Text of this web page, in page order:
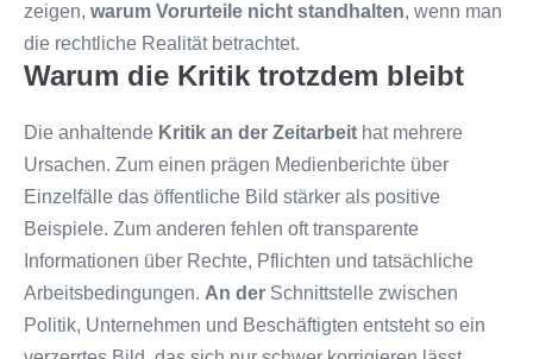
zeigen, warum Vorurteile nicht standhalten, wenn man
die rechtliche Realität betrachtet.
Warum die Kritik trotzdem bleibt
Die anhaltende Kritik an der Zeitarbeit hat mehrere
Ursachen. Zum einen prägen Medienberichte über
Einzelfälle das öffentliche Bild stärker als positive
Beispiele. Zum anderen fehlen oft transparente
Informationen über Rechte, Pflichten und tatsächliche
Arbeitsbedingungen. An der Schnittstelle zwischen
Politik, Unternehmen und Beschäftigten entsteht so ein